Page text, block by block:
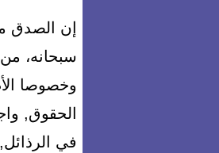
إن الصدق
سبحانه،
وخصوصا
الحقوق,
في